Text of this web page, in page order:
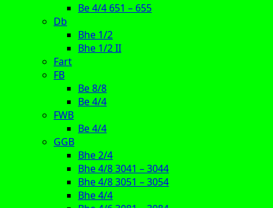
Be 4/4 651 – 655
Db
Bhe 1/2
Bhe 1/2 II
Fart
FB
Be 8/8
Be 4/4
FWB
Be 4/4
GGB
Bhe 2/4
Bhe 4/8 3041 – 3044
Bhe 4/8 3051 – 3054
Bhe 4/4